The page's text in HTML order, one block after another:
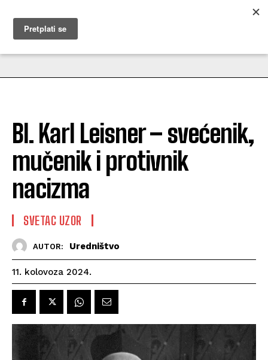
MUŽEVNI BUDITE
Bl. Karl Leisner – svećenik,
mučenik i protivnik
nacizma
SVETAC UZOR
AUTOR: Uredništvo
11. kolovoza 2024.